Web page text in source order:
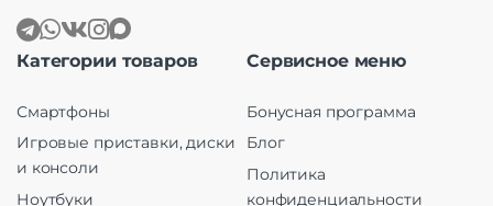
Категории товаров
Смартфоны
Игровые приставки, диски
и консоли
Ноутбуки
Сервисное меню
Бонусная программа
Блог
Политика
конфиденциальности